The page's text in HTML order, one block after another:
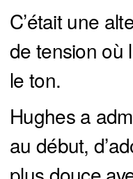
C’était une
de tension où
le ton.
Hughes a
au début,